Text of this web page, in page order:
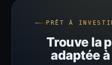
PRÊT À
Trouve la
adaptée